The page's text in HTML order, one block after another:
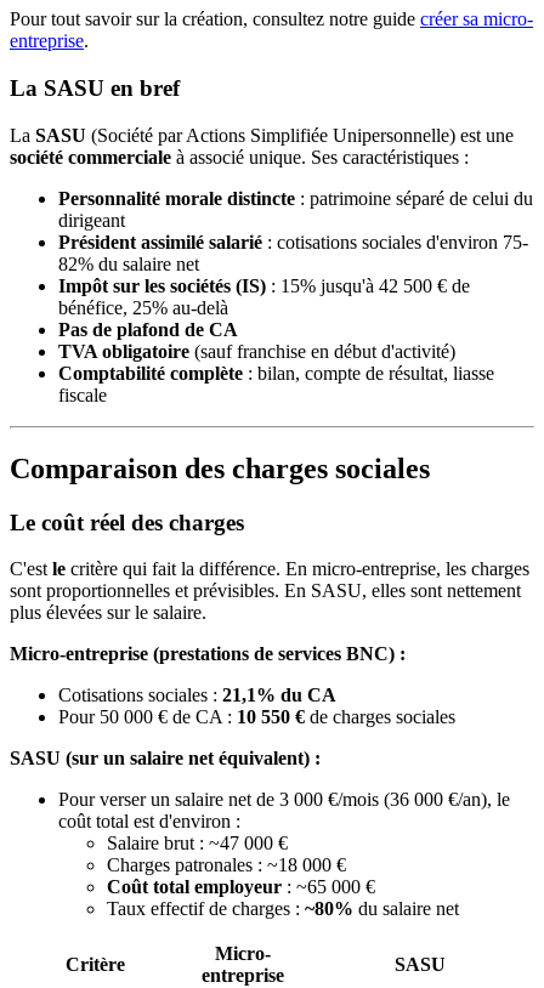
Pour tout savoir sur la création, consultez notre guide créer sa micro-
entreprise.
La SASU en bref
La SASU (Société par Actions Simplifiée Unipersonnelle) est une
société commerciale à associé unique. Ses caractéristiques :
Personnalité morale distincte : patrimoine séparé de celui du
dirigeant
Président assimilé salarié : cotisations sociales d'environ 75-
82% du salaire net
Impôt sur les sociétés (IS) : 15% jusqu'à 42 500 € de
bénéfice, 25% au-delà
Pas de plafond de CA
TVA obligatoire (sauf franchise en début d'activité)
Comptabilité complète : bilan, compte de résultat, liasse
fiscale
Comparaison des charges sociales
Le coût réel des charges
C'est le critère qui fait la différence. En micro-entreprise, les charges
sont proportionnelles et prévisibles. En SASU, elles sont nettement
plus élevées sur le salaire.
Micro-entreprise (prestations de services BNC) :
Cotisations sociales : 21,1% du CA
Pour 50 000 € de CA : 10 550 € de charges sociales
SASU (sur un salaire net équivalent) :
Pour verser un salaire net de 3 000 €/mois (36 000 €/an), le
coût total est d'environ :
Salaire brut : ~47 000 €
Charges patronales : ~18 000 €
Coût total employeur : ~65 000 €
Taux effectif de charges : ~80% du salaire net
Critère
Micro-
entreprise
SASU